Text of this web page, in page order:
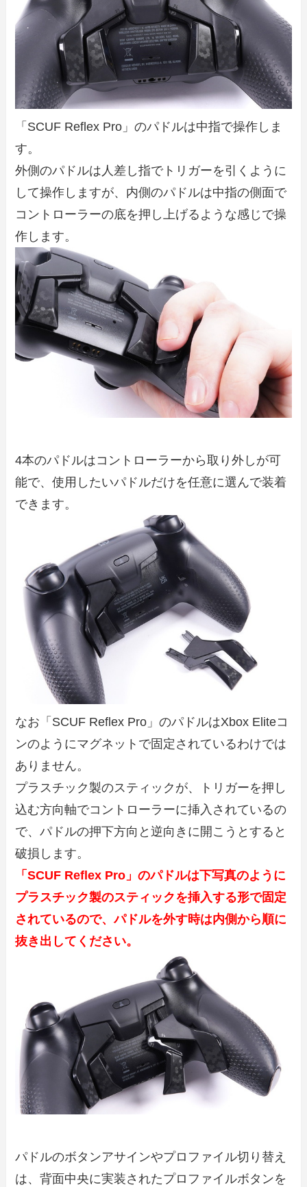
「SCUF Reflex Pro」のパドルは中指で操作しま
す。
外側のパドルは人差し指でトリガーを引くように
して操作しますが、内側のパドルは中指の側面で
コントローラーの底を押し上げるような感じで操
作します。
4本のパドルはコントローラーから取り外しが可
能で、使用したいパドルだけを任意に選んで装着
できます。
なお「SCUF Reflex Pro」のパドルはXbox Eliteコ
ンのようにマグネットで固定されているわけでは
ありません。
プラスチック製のスティックが、トリガーを押し
込む方向軸でコントローラーに挿入されているの
で、パドルの押下方向と逆向きに開こうとすると
破損します。
「SCUF Reflex Pro」のパドルは下写真のように
プラスチック製のスティックを挿入する形で固定
されているので、パドルを外す時は内側から順に
抜き出してください。
パドルのボタンアサインやプロファイル切り替え
は、背面中央に実装されたプロファイルボタンを